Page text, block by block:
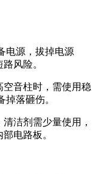
电源，拔掉电源
风险。
音柱时，需使用稳
落砸伤。
洁剂需少量使用，
电路板。